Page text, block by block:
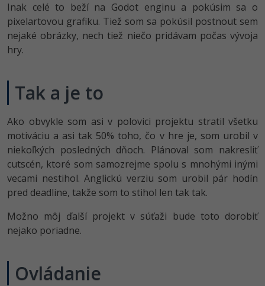
WordPress
SEO -30%
Business
Copywriting -30%
MS Office -80%
Google Dokumenty
Fórum
Photoshop -80%
Adobe Illustrator -80%
Adobe XD -15%
Adobe InDesign -25%
Adobe After Effects
Blender -80%
Fotografovanie
Video
Blog
Médiá
Kariéra
Inak celé to beží na Godot enginu a pokúsim sa o
pixelartovou grafiku. Tiež som sa pokúsil postnout sem
nejaké obrázky, nech tiež niečo pridávam počas vývoja
hry.
Tak a je to
Ako obvykle som asi v polovici projektu stratil všetku
motiváciu a asi tak 50% toho, čo v hre je, som urobil v
niekoľkých posledných dňoch. Plánoval som nakresliť
cutscén, ktoré som samozrejme spolu s mnohými inými
vecami nestihol. Anglickú verziu som urobil pár hodín
pred deadline, takže som to stihol len tak tak.
Možno môj ďalší projekt v súťaži bude toto dorobiť
nejako poriadne.
Ovládanie